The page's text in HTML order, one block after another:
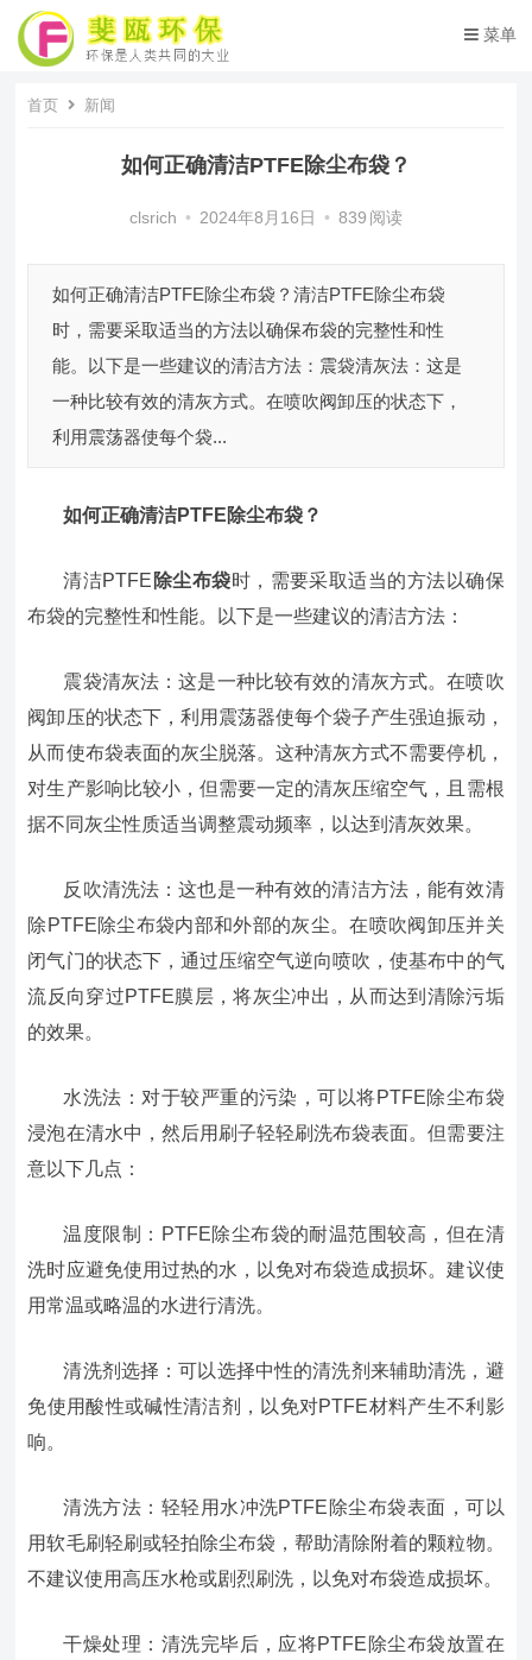
菜单
首页 新闻
如何正确清洁PTFE除尘布袋？
clsrich • 2024年8月16日 • 839 阅读
如何正确清洁PTFE除尘布袋？清洁PTFE除尘布袋
时，需要采取适当的方法以确保布袋的完整性和性
能。以下是一些建议的清洁方法：震袋清灰法：这是
一种比较有效的清灰方式。在喷吹阀卸压的状态下，
利用震荡器使每个袋...
如何正确清洁PTFE除尘布袋 ？
清洁PTFE 除尘布袋时，需要采取适当的方法以确保
布袋的完整性和性能。以下是一些建议的清洁方法：
震袋清灰法：这是一种比较有效的清灰方式。在喷吹
阀卸压的状态下，利用震荡器使每个袋子产生强迫振动，
从而使布袋表面的灰尘脱落。这种清灰方式不需要停机，
对生产影响比较小，但需要一定的清灰压缩空气，且需根
据不同灰尘性质适当调整震动频率，以达到清灰效果。
反吹清洗法：这也是一种有效的清洁方法，能有效清
除PTFE除尘布袋内部和外部的灰尘。在喷吹阀卸压并关
闭气门的状态下，通过压缩空气逆向喷吹，使基布中的气
流反向穿过PTFE膜层，将灰尘冲出，从而达到清除污垢
的效果。
水洗法：对于较严重的污染，可以将PTFE除尘布袋
浸泡在清水中，然后用刷子轻轻刷洗布袋表面。但需要注
意以下几点：
温度限制：PTFE除尘布袋的耐温范围较高，但在清
洗时应避免使用过热的水，以免对布袋造成损坏。建议使
用常温或略温的水进行清洗。
清洗剂选择：可以选择中性的清洗剂来辅助清洗，避
免使用酸性或碱性清洁剂，以免对PTFE材料产生不利影
响。
清洗方法：轻轻用水冲洗PTFE除尘布袋表面，可以
用软毛刷轻刷或轻拍除尘布袋，帮助清除附着的颗粒物。
不建议使用高压水枪或剧烈刷洗，以免对布袋造成损坏。
干燥处理：清洗完毕后，应将PTFE除尘布袋放置在